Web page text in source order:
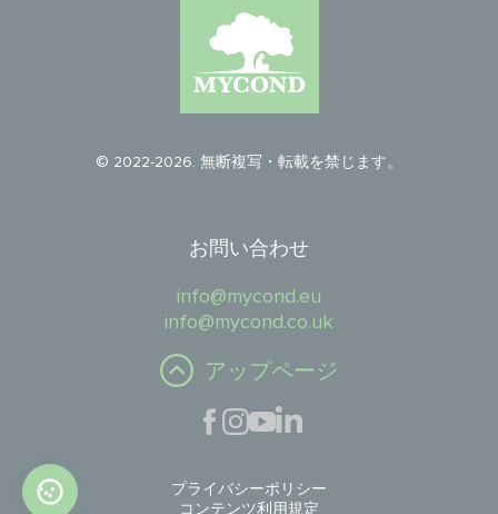
© 2022-2026. 無断複写・転載を禁じます。
お問い合わせ
info@mycond.eu
info@mycond.co.uk
アップページ
プライバシーポリシー
コンテンツ利用規定